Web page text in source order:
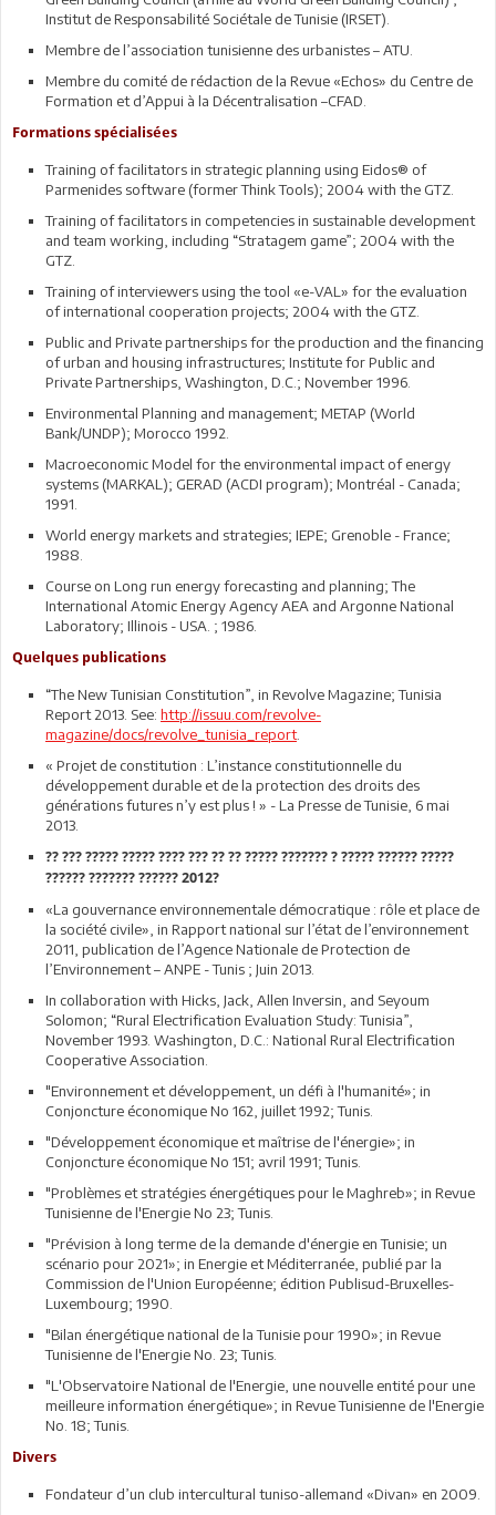
Institut de Responsabilité Sociétale de Tunisie (IRSET).
Membre de l’association tunisienne des urbanistes – ATU.
Membre du comité de rédaction de la Revue «Echos» du Centre de
Formation et d’Appui à la Décentralisation –CFAD.
Formations spécialisées
Training of facilitators in strategic planning using Eidos® of
Parmenides software (former Think Tools); 2004 with the GTZ.
Training of facilitators in competencies in sustainable development
and team working, including “Stratagem game”; 2004 with the
GTZ.
Training of interviewers using the tool «e-VAL» for the evaluation
of international cooperation projects; 2004 with the GTZ.
Public and Private partnerships for the production and the financing
of urban and housing infrastructures; Institute for Public and
Private Partnerships, Washington, D.C.; November 1996.
Environmental Planning and management; METAP (World
Bank/UNDP); Morocco 1992.
Macroeconomic Model for the environmental impact of energy
systems (MARKAL); GERAD (ACDI program); Montréal - Canada;
1991.
World energy markets and strategies; IEPE; Grenoble - France;
1988.
Course on Long run energy forecasting and planning; The
International Atomic Energy Agency AEA and Argonne National
Laboratory; Illinois - USA. ; 1986.
Quelques publications
“The New Tunisian Constitution”, in Revolve Magazine; Tunisia
Report 2013. See: http://issuu.com/revolve-
magazine/docs/revolve_tunisia_report.
« Projet de constitution : L’instance constitutionnelle du
développement durable et de la protection des droits des
générations futures n’y est plus ! » - La Presse de Tunisie, 6 mai
2013.
?? ??? ????? ????? ???? ??? ?? ?? ????? ??????? ? ????? ?????? ?????
?????? ??????? ?????? 2012?
«La gouvernance environnementale démocratique : rôle et place de
la société civile», in Rapport national sur l’état de l’environnement
2011, publication de l’Agence Nationale de Protection de
l’Environnement – ANPE - Tunis ; Juin 2013.
In collaboration with Hicks, Jack, Allen Inversin, and Seyoum
Solomon; “Rural Electrification Evaluation Study: Tunisia”,
November 1993. Washington, D.C.: National Rural Electrification
Cooperative Association.
"Environnement et développement, un défi à l'humanité»; in
Conjoncture économique No 162, juillet 1992; Tunis.
"Développement économique et maîtrise de l'énergie»; in
Conjoncture économique No 151; avril 1991; Tunis.
"Problèmes et stratégies énergétiques pour le Maghreb»; in Revue
Tunisienne de l'Energie No 23; Tunis.
"Prévision à long terme de la demande d'énergie en Tunisie; un
scénario pour 2021»; in Energie et Méditerranée, publié par la
Commission de l'Union Européenne; édition Publisud-Bruxelles-
Luxembourg; 1990.
"Bilan énergétique national de la Tunisie pour 1990»; in Revue
Tunisienne de l'Energie No. 23; Tunis.
"L'Observatoire National de l'Energie, une nouvelle entité pour une
meilleure information énergétique»; in Revue Tunisienne de l'Energie
No. 18; Tunis.
Divers
Fondateur d’un club intercultural tuniso-allemand «Divan» en 2009.